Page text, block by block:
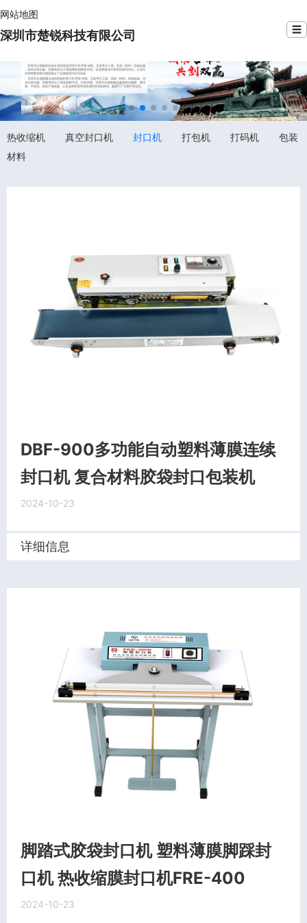
网站地图
深圳市楚锐科技有限公司 ☰
热收缩机 真空封口机 封口机 打包机 打码机
包装
材料
DBF-900多功能自动塑料薄膜连续
封口机 复合材料胶袋封口包装机
2024-10-23
详细信息
脚踏式胶袋封口机 塑料薄膜脚踩封
口机 热收缩膜封口机FRE-400
2024-10-23